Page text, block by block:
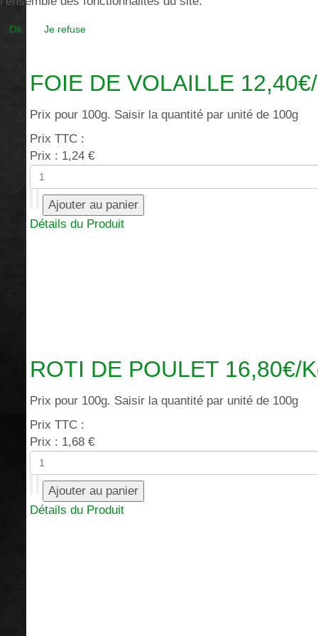
FOIE DE VOLAILLE
Prix pour 100g. Saisir la quantité par unité de 100g
Prix TTC :
Prix : 1,24 €
Détails du Produit
ROTI DE POULET 16,80€/
Prix pour 100g. Saisir la quantité par unité de 100g
Prix TTC :
Prix : 1,68 €
Détails du Produit
Ok Je refuse